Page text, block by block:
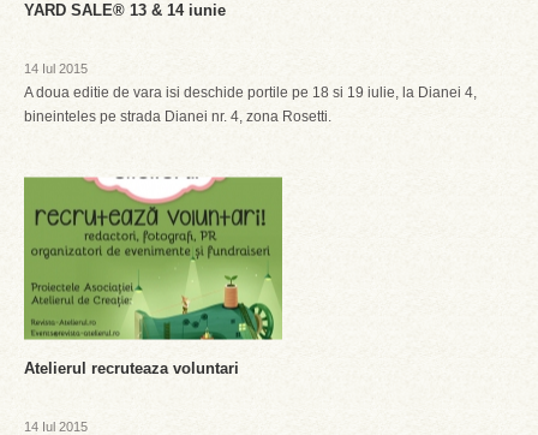
YARD SALE® 13 & 14 iunie
14 Iul 2015
A doua editie de vara isi deschide portile pe 18 si 19 iulie, la Dianei 4,
bineinteles pe strada Dianei nr. 4, zona Rosetti.
Atelierul recruteaza voluntari
14 Iul 2015